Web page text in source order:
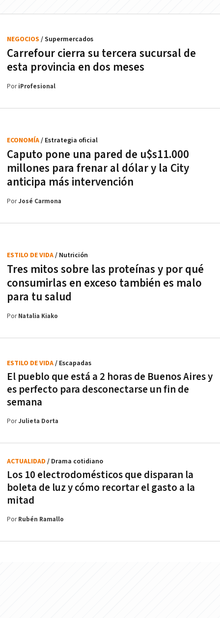
Carrefour cierra su tercera sucursal de
esta provincia en dos meses
NEGOCIOS / Supermercados
PoriProfesional
Caputo pone una pared de u$s11.000
millones para frenar al dólar y la City
anticipa más intervención
ECONOMÍA/ Estrategia oficial
PorJosé Carmona
Tres mitos sobre las proteínas y por qué
consumirlas en exceso también es malo
para tu salud
ESTILO DE VIDA/ Nutrición
PorNatalia Kiako
El pueblo que está a 2 horas de Buenos Aires y
es perfecto para desconectarse un fin de
semana
ESTILO DE VIDA/ Escapadas
PorJulieta Dorta
Los 10 electrodomésticos que disparan la
boleta de luz y cómo recortar el gasto a la
mitad
ACTUALIDAD / Drama cotidiano
PorRubén Ramallo